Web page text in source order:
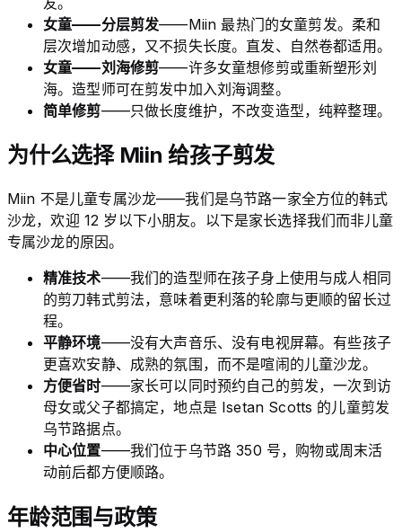
女童——分层剪发——Miin 最热门的女童剪发。柔和
层次增加动感，又不损失长度。直发、自然卷都适用。
女童——刘海修剪——许多女童想修剪或重新塑形刘
海。造型师可在剪发中加入刘海调整。
简单修剪——只做长度维护，不改变造型，纯粹整理。
为什么选择 Miin 给孩子剪发
Miin 不是儿童专属沙龙——我们是乌节路一家全方位的韩式
沙龙，欢迎 12 岁以下小朋友。以下是家长选择我们而非儿童
专属沙龙的原因。
精准技术——我们的造型师在孩子身上使用与成人相同
的剪刀韩式剪法，意味着更利落的轮廓与更顺的留长过
程。
平静环境——没有大声音乐、没有电视屏幕。有些孩子
更喜欢安静、成熟的氛围，而不是喧闹的儿童沙龙。
方便省时——家长可以同时预约自己的剪发，一次到访
母女或父子都搞定，地点是 Isetan Scotts 的儿童剪发
乌节路据点。
中心位置——我们位于乌节路 350 号，购物或周末活
动前后都方便顺路。
年龄范围与政策